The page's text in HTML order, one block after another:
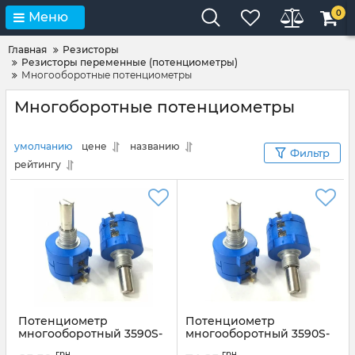
Меню 0
Главная
Резисторы
Резисторы переменные (потенциометры)
Многооборотные потенциометры
Многоборотные потенциометры
умолчанию цене
названию
рейтингу
Фильтр
Потенциометр
многооборотный 3590S-
Потенциометр
многооборотный 3590S-